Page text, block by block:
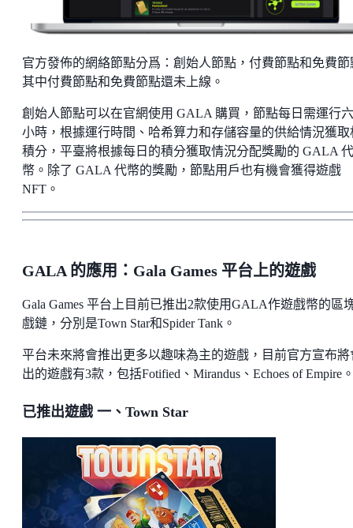
官方發佈的網絡節點分爲：創始人節點，付費節點和免費節
其中付費節點和免費節點還未上線。
創始人節點可以在官網使用 GALA 購買，節點每日需運行
小時，根據運行時間、哈希算力和存儲容量的供給情況獲取
積分，平臺將根據每日的積分獲取情況分配獎勵的 GALA 代
幣。除了 GALA 代幣的獎勵，節點用戶也有機會獲得遊戲
NFT。
GALA 的應用：Gala Games 平台上的遊戲
Gala Games 平台上目前已推出2款使用GALA作遊戲幣的區
戲鏈，分別是Town Star和Spider Tank。
平台未來將會推出更多以趣味為主的遊戲，目前官方宣布將
出的遊戲有3款，包括Fotified、Mirandus、Echoes of Empire
已推出遊戲 一、Town Star